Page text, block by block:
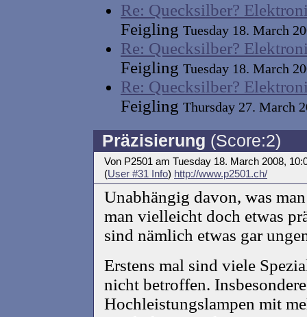
Re: Quecksilber?
Feigling Tuesday 18. March
Re: Quecksilber?
Feigling Tuesday 18. March
Re: Quecksilber?
Feigling Thursday 27. March
Präzisierung (Score:2)
Von P2501 am Tuesday 18. March 2008,
(User #31 Info) http://www.p2501.ch/
Unabhängig davon, was
man vielleicht doch etwas
sind nämlich etwas gar
Erstens mal sind viele
nicht betroffen.
Hochleistungslampen mit